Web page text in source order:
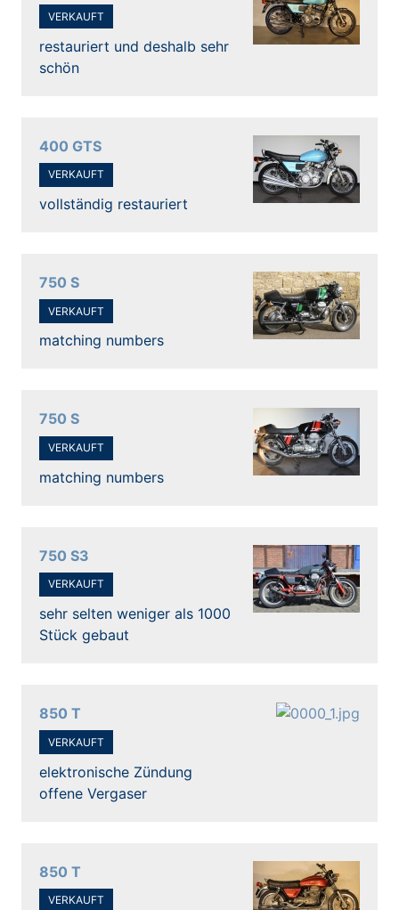
VERKAUFT
restauriert und deshalb sehr
schön
400 GTS
VERKAUFT
vollständig restauriert
750 S
VERKAUFT
matching numbers
750 S
VERKAUFT
matching numbers
750 S3
VERKAUFT
sehr selten weniger als 1000
Stück gebaut
850 T
VERKAUFT
elektronische Zündung
offene Vergaser
850 T
VERKAUFT